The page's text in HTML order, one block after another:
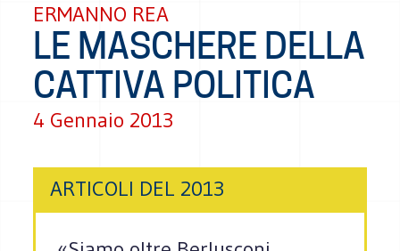
ERMANNO REA
LE MASCHERE DELLA
CATTIVA POLITICA
4 Gennaio 2013
ARTICOLI DEL 2013